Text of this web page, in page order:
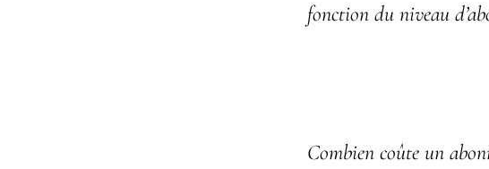
fonction du niveau
Combien coûte un